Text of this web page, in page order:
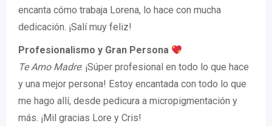
encanta cómo trabaja Lorena, lo hace con mucha
dedicación. ¡Salí muy feliz!
Profesionalismo y Gran Persona
Te Amo Madre: ¡Súper profesional en todo lo que hace
y una mejor persona! Estoy encantada con todo lo que
me hago allí, desde pedicura a micropigmentación y
más. ¡Mil gracias Lore y Cris!